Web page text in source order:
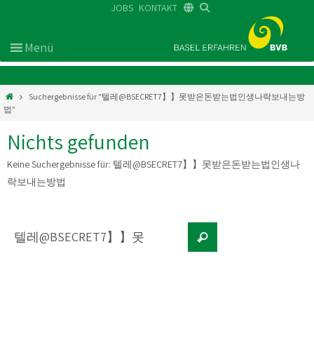
JOBS KONTAKT
Suchergebnisse für "텔레@BSECRET7】】못받은돈받는법인생나락보내는방
법"
Nichts gefunden
Keine Suchergebnisse für: 텔레@BSECRET7】】못받은돈받는법인생나
락보내는방법